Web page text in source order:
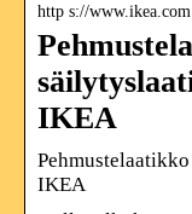
http s://
IKEA
IKEA